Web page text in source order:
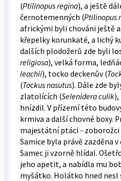
(Ptilinopus regina), a ještě
černotemenných (Ptilinopus
africkými byli chováni ještě
křepelky korunkaté, a lichý
dalších plodožerů zde byli
religiosa), velká forma,
leachii), tocko deckenův (
(Tockus nasutus). Dále zde
zlatolících (Selenidera culik),
hnízdil. V přízemí této
krmiva a další chovné boxy.
majestátní ptáci -
Samice byla právě zazděna
Samec ji vzorně hlídal.
jeho apetit, a nabídla mu
myšátko. Holátko hned nesl